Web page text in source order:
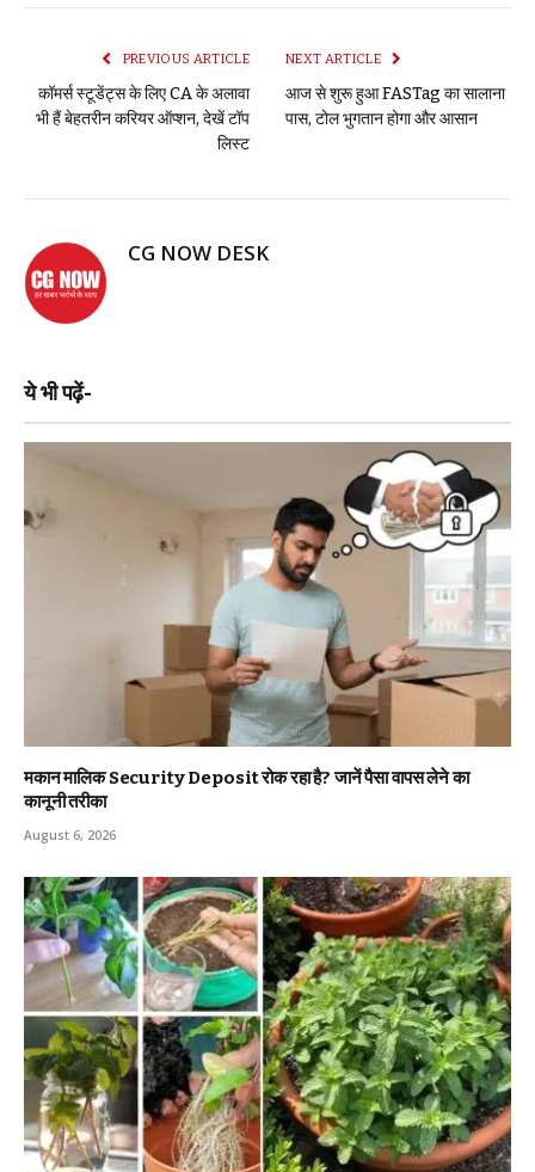
PREVIOUS ARTICLE
कॉमर्स स्टूडेंट्स के लिए CA के अलावा
भी हैं बेहतरीन करियर ऑप्शन, देखें टॉप
लिस्ट
NEXT ARTICLE
आज से शुरू हुआ FASTag का सालाना
पास, टोल भुगतान होगा और आसान
CG NOW DESK
ये भी पढ़ें-
मकान मालिक Security Deposit रोक रहा है? जानें पैसा वापस लेने का
कानूनी तरीका
August 6, 2026